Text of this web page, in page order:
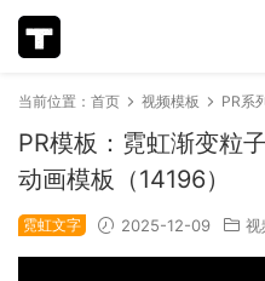
当前位置： 首页 视频模板 PR系
PR模板：霓虹渐变粒
动画模板（14196）
霓虹文字 2025-12-09 视